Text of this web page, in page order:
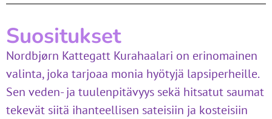
Suositukset
Nordbjørn Kattegatt Kurahaalari on erinomainen
valinta, joka tarjoaa monia hyötyjä lapsiperheille.
Sen veden- ja tuulenpitävyys sekä hitsatut saumat
tekevät siitä ihanteellisen sateisiin ja kosteisiin